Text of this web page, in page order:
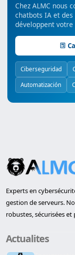
Chez ALMC nous
chatbots IA et
développent
Ciberseguridad
Automatización
Experts en
gestion de serveurs.
robustes, sécurisées et
Actualites